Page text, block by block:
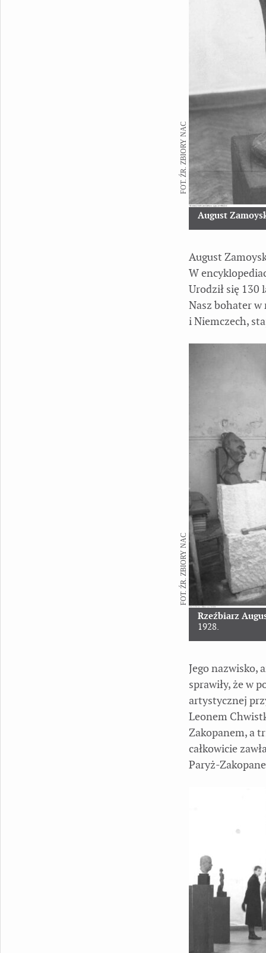
August
FOT. ŹR. ZBIORY NAC
August
W
Urodził się 130
Nasz bohater w
i Niemczech,
Rzeźbiarz
1928.
FOT. ŹR. ZBIORY NAC
Jego nazwisko,
sprawiły, że w
artystycznej
Leonem
Zakopanem, a
całkowicie
Paryż-